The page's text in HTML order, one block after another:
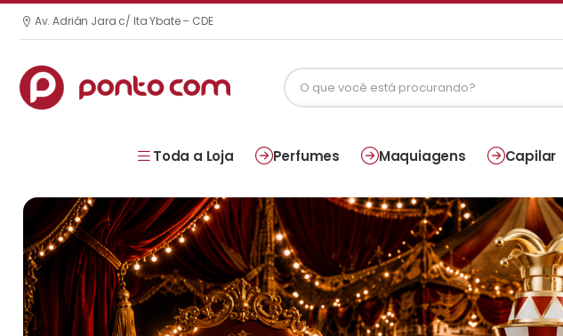
Av. Adrián Jara c/ Ita Ybate – CDE
Toda a Loja Perfumes Maquiagens Capilar